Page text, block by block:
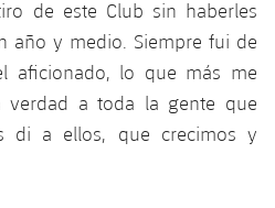
de este Club sin haberles
año y medio. Siempre fui de
aficionado, lo que más me
verdad a toda la gente que
a ellos, que crecimos y